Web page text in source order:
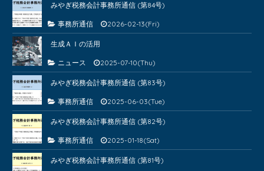
みやぎ税務会計事務所通信 (第84号)
事務所通信 2026-02-13(Fri)
生成ＡＩの活用
ニュース 2025-07-10(Thu)
みやぎ税務会計事務所通信 (第83号)
事務所通信 2025-06-03(Tue)
みやぎ税務会計事務所通信 (第82号)
事務所通信 2025-01-18(Sat)
みやぎ税務会計事務所通信 (第81号)